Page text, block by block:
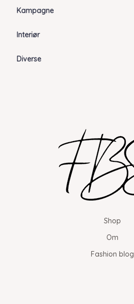
Kampagne
Interiør
Diverse
Shop
Om
Fashion blog